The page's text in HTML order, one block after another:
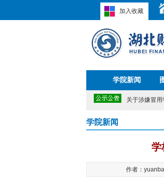
加入收藏
学院新闻
关于2026年
关于开展“我
关于公布学
湖北财税职
2024年湖北
关于涉嫌冒
关于2021年
关于2026年
关于开展“我
关于公布学
学院新闻
学
作者：